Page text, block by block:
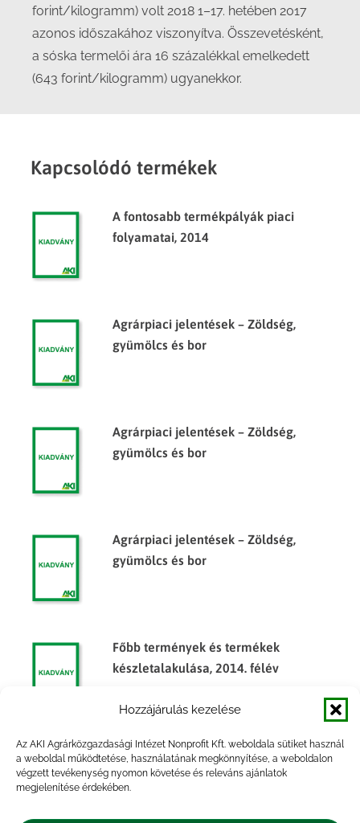
Hozzájárulás kezelése
Az AKI Agrárközgazdasági Intézet Nonprofit Kft. weboldala sütiket használ
a weboldal működtetése, használatának megkönnyítése, a weboldalon
végzett tevékenység nyomon követése és releváns ajánlatok
megjelenítése érdekében.
forint/kilogramm) volt 2018 1–17. hetében 2017
azonos időszakához viszonyítva. Összevetésként,
a sóska termelői ára 16 százalékkal emelkedett
(643 forint/kilogramm) ugyanekkor.
Kapcsolódó termékek
A fontosabb termékpályák piaci
folyamatai, 2014
Agrárpiaci jelentések – Zöldség,
gyümölcs és bor
Agrárpiaci jelentések – Zöldség,
gyümölcs és bor
Agrárpiaci jelentések – Zöldség,
gyümölcs és bor
Főbb termények és termékek
készletalakulása, 2014. félév
Főbb termények és termékek
készletalakulása, 2014. év